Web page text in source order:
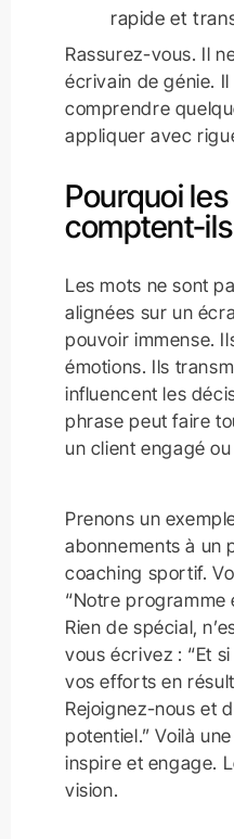
rapide et
Rassurez-vous. Il
écrivain de génie. Il
comprendre
appliquer avec
Pourquoi
comptent-
Les mots ne sont
alignées sur un
pouvoir immense.
émotions. Ils
influencent les
phrase peut faire
un client engagé
Prenons un
abonnements à un
coaching sportif.
“Notre programme
Rien de spécial,
vous écrivez : “Et
vos efforts en
Rejoignez-nous et
potentiel.” Voilà
inspire et engage.
vision.